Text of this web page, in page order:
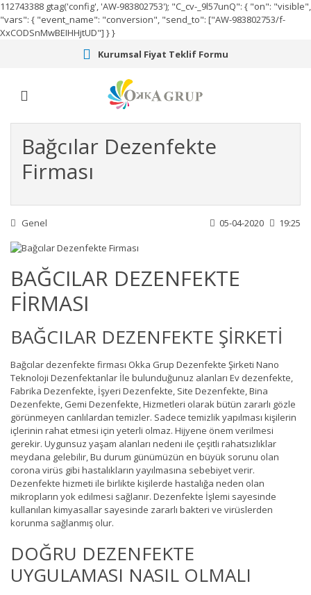
112743388 gtag('config', 'AW-983802753'); "C_cv-_9l57unQ": { "on": "visible",
"vars": { "event_name": "conversion", "send_to": ["AW-983802753/f-
XxCODSnMwBEIHHjtUD"] } }
Kurumsal Fiyat Teklif Formu
Bağcılar Dezenfekte
Firması
Genel 05-04-2020 19:25
BAĞCILAR DEZENFEKTE
FİRMASI
BAĞCILAR DEZENFEKTE ŞİRKETİ
Bağcılar dezenfekte firması Okka Grup Dezenfekte Şirketi Nano
Teknoloji Dezenfektanlar İle bulunduğunuz alanları Ev dezenfekte,
Fabrika Dezenfekte, İşyeri Dezenfekte, Site Dezenfekte, Bina
Dezenfekte, Gemi Dezenfekte, Hizmetleri olarak bütün zararlı gözle
görünmeyen canlılardan temizler. Sadece temizlik yapılması kişilerin
içlerinin rahat etmesi için yeterli olmaz. Hijyene önem verilmesi
gerekir. Uygunsuz yaşam alanları nedeni ile çeşitli rahatsızlıklar
meydana gelebilir, Bu durum günümüzün en büyük sorunu olan
corona virüs gibi hastalıkların yayılmasına sebebiyet verir.
Dezenfekte hizmeti ile birlikte kişilerde hastalığa neden olan
mikropların yok edilmesi sağlanır. Dezenfekte İşlemi sayesinde
kullanılan kimyasallar sayesinde zararlı bakteri ve virüslerden
korunma sağlanmış olur.
DOĞRU DEZENFEKTE
UYGULAMASI NASIL OLMALI